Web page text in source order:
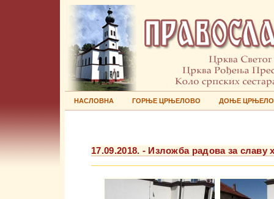
НАСЛОВНА ГОРЊЕ ЦРЊЕЛОВО ДОЊЕ
17.09.2018. - Изложба радова за